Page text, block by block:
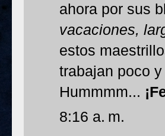
ahora por sus
vacaciones,
estos
trabajan poco
Hummmm...
8:16 a. m.